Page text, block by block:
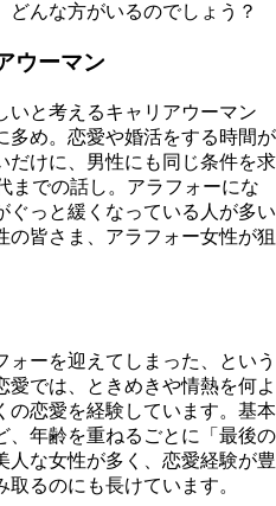
んな方がいるのでしょう？
ウーマン
いと考えるキャリアウーマン
多め。恋愛や婚活をする時間が
だけに、男性にも同じ条件を求
までの話し。アラフォーにな
ぐっと緩くなっている人が多い
の皆さま、アラフォー女性が狙
ーを迎えてしまった、という
では、ときめきや情熱を何よ
の恋愛を経験しています。基本
、年齢を重ねるごとに「最後の
人な女性が多く、恋愛経験が豊
るのにも長けています。